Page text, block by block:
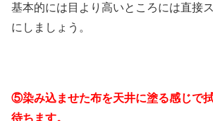
基本的には目より高いところには直接
にしましょう。
⑤染み込ませた布を天井に塗る感じで
待ちます。